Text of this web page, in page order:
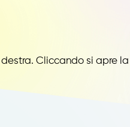
destra. Cliccando si apre